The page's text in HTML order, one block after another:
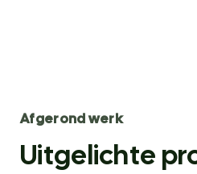
Afgerond werk
Uitgelichte